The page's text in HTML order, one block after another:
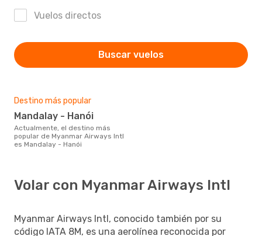
Vuelos directos
Buscar vuelos
Destino más popular
Mandalay - Hanói
Actualmente, el destino más
popular de Myanmar Airways Intl
es Mandalay - Hanói
Volar con Myanmar Airways Intl
Myanmar Airways Intl, conocido también por su
código IATA 8M, es una aerolínea reconocida por